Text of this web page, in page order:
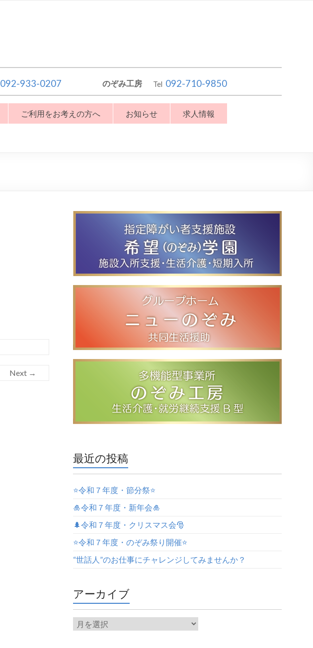
092-933-0207 のぞみ工房 Tel 092-710-9850
ご利用をお考えの方へ お知らせ 求人情報
Next →
最近の投稿
⭐️令和７年度・節分祭⭐️
🎍令和７年度・新年会🎍
🌲令和７年度・クリスマス会🎅
⭐️令和７年度・のぞみ祭り開催⭐️
“世話人”のお仕事にチャレンジしてみませんか？
アーカイブ